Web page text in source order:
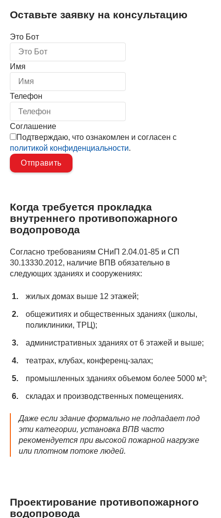
Оставьте заявку на консультацию
Это Бот
Имя
Телефон
Соглашение
Подтверждаю, что ознакомлен и согласен с
политикой конфиденциальности.
Когда требуется прокладка
внутреннего противопожарного
водопровода
Согласно требованиям СНиП 2.04.01-85 и СП
30.13330.2012, наличие ВПВ обязательно в
следующих зданиях и сооружениях:
жилых домах выше 12 этажей;
общежитиях и общественных зданиях (школы,
поликлиники, ТРЦ);
административных зданиях от 6 этажей и выше;
театрах, клубах, конференц-залах;
промышленных зданиях объемом более 5000 м³;
складах и производственных помещениях.
Даже если здание формально не подпадает под
эти категории, установка ВПВ часто
рекомендуется при высокой пожарной нагрузке
или плотном потоке людей.
Проектирование противопожарного
водопровода